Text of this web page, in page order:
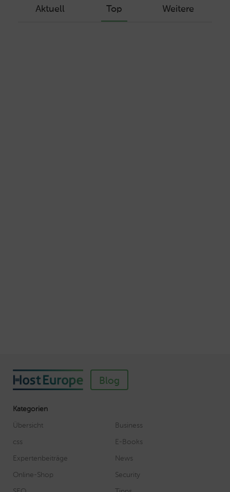
Aktuell Top Weitere
Blog
Kategorien
Übersicht
Business
css
E-Books
Expertenbeiträge
News
Online-Shop
Security